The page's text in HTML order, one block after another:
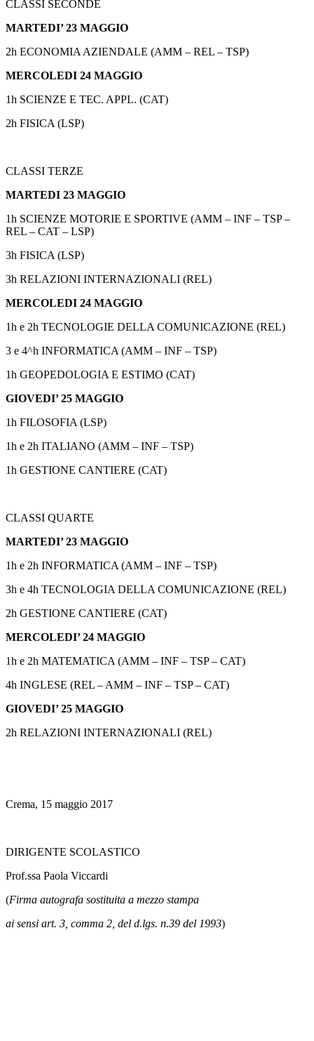
CLASSI SECONDE
MARTEDI’ 23 MAGGIO
2h ECONOMIA AZIENDALE (AMM – REL – TSP)
MERCOLEDI 24 MAGGIO
1h SCIENZE E TEC. APPL. (CAT)
2h FISICA (LSP)
CLASSI TERZE
MARTEDI 23 MAGGIO
1h SCIENZE MOTORIE E SPORTIVE (AMM – INF – TSP –
REL – CAT – LSP)
3h FISICA (LSP)
3h RELAZIONI INTERNAZIONALI (REL)
MERCOLEDI 24 MAGGIO
1h e 2h TECNOLOGIE DELLA COMUNICAZIONE (REL)
3 e 4^h INFORMATICA (AMM – INF – TSP)
1h GEOPEDOLOGIA E ESTIMO (CAT)
GIOVEDI’ 25 MAGGIO
1h FILOSOFIA (LSP)
1h e 2h ITALIANO (AMM – INF – TSP)
1h GESTIONE CANTIERE (CAT)
CLASSI QUARTE
MARTEDI’ 23 MAGGIO
1h e 2h INFORMATICA (AMM – INF – TSP)
3h e 4h TECNOLOGIA DELLA COMUNICAZIONE (REL)
2h GESTIONE CANTIERE (CAT)
MERCOLEDI’ 24 MAGGIO
1h e 2h MATEMATICA (AMM – INF – TSP – CAT)
4h INGLESE (REL – AMM – INF – TSP – CAT)
GIOVEDI’ 25 MAGGIO
2h RELAZIONI INTERNAZIONALI (REL)
Crema, 15 maggio 2017
DIRIGENTE SCOLASTICO
Prof.ssa Paola Viccardi
(Firma autografa sostituita a mezzo stampa
ai sensi art. 3, comma 2, del d.lgs. n.39 del 1993)